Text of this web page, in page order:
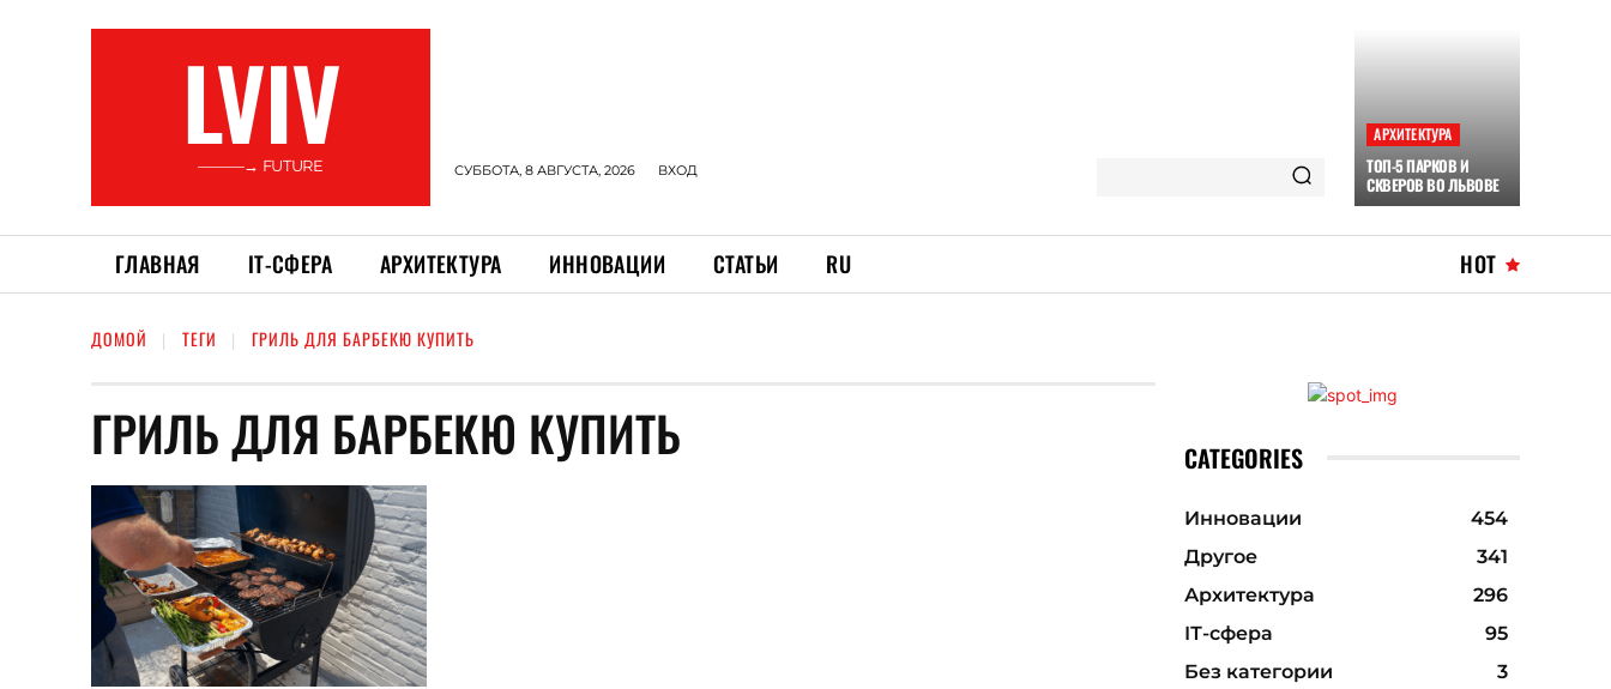
LVIV
———→ FUTURE СУББОТА, 8 АВГУСТА, 2026 ВХОД
АРХИТЕКТУРА
ТОП-5 ПАРКОВ И
СКВЕРОВ ВО ЛЬВОВЕ
ГЛАВНАЯ ІТ-СФЕРА АРХИТЕКТУРА ИННОВАЦИИ СТАТЬИ RU HOT
ДОМОЙ ТЕГИ ГРИЛЬ ДЛЯ БАРБЕКЮ КУПИТЬ
ГРИЛЬ ДЛЯ БАРБЕКЮ КУПИТЬ CATEGORIES
Инновации
454
Другое
341
Архитектура
296
ІТ-сфера
95
Без категории
3